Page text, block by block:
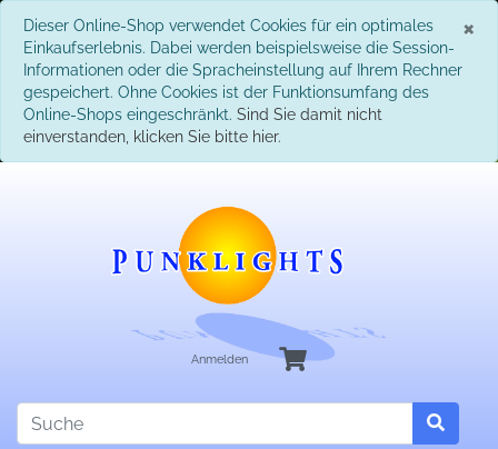
×
Dieser Online-Shop verwendet Cookies für ein optimales
Einkaufserlebnis. Dabei werden beispielsweise die Session-
Informationen oder die Spracheinstellung auf Ihrem Rechner
gespeichert. Ohne Cookies ist der Funktionsumfang des
Online-Shops eingeschränkt. Sind Sie damit nicht
einverstanden, klicken Sie bitte hier.
Anmelden